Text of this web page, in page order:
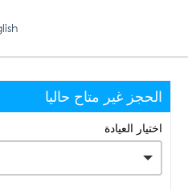
الحجز غير متاح حاليا
اختيار العيادة